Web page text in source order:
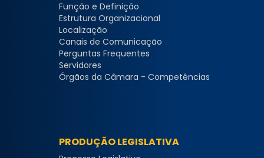
Função e Definição
Estrutura Organizacional
Localização
Canais de Comunicação
Perguntas Frequentes
Servidores
Órgãos da Câmara - Competências
PRODUÇÃO LEGISLATIVA